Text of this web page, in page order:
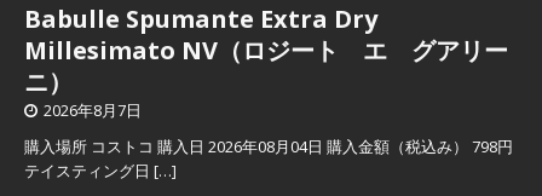
Babulle Spumante Extra Dry
Millesimato NV（ロジート エ グアリー
ニ）
2026年8月7日
購入場所 コストコ 購入日 2026年08月04日 購入金額（税込み） 798円
テイスティング日 […]